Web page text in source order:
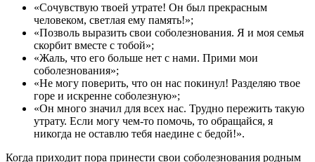
«Сочувствую твоей утрате! Он был прекрасным
человеком, светлая ему память!»;
«Позволь выразить свои соболезнования. Я и моя семья
скорбит вместе с тобой»;
«Жаль, что его больше нет с нами. Прими мои
соболезнования»;
«Не могу поверить, что он нас покинул! Разделяю твое
горе и искренне соболезную»;
«Он много значил для всех нас. Трудно пережить такую
утрату. Если могу чем-то помочь, то обращайся, я
никогда не оставлю тебя наедине с бедой!».
Когда приходит пора принести свои соболезнования родным